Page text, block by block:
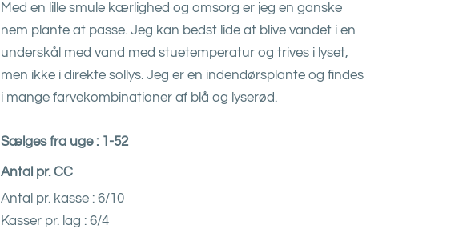
Med en lille smule kærlighed og omsorg er jeg en ganske
nem plante at passe. Jeg kan bedst lide at blive vandet i en
underskål med vand med stuetemperatur og trives i lyset,
men ikke i direkte sollys. Jeg er en indendørsplante og findes
i mange farvekombinationer af blå og lyserød.
Sælges fra uge : 1-52
Antal pr. CC
Antal pr. kasse : 6/10
Kasser pr. lag : 6/4